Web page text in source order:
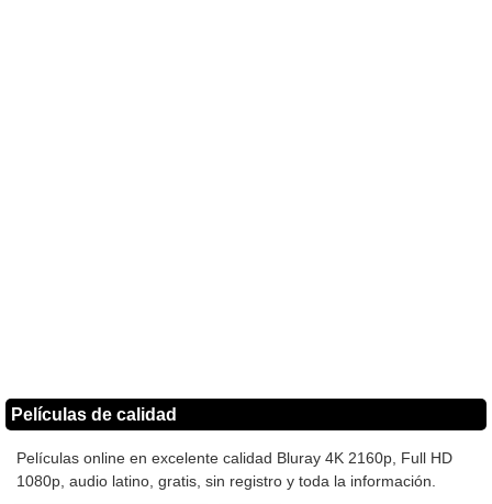
Películas de calidad
Películas online en excelente calidad Bluray 4K 2160p, Full HD
1080p, audio latino, gratis, sin registro y toda la información.